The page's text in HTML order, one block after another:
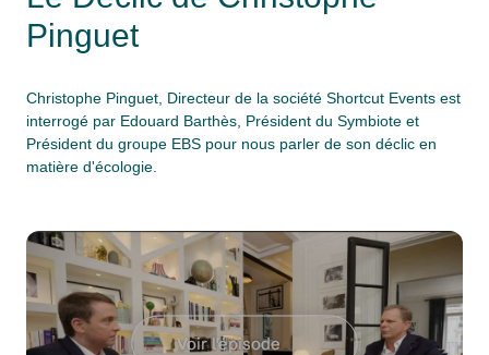
Pinguet
Christophe Pinguet, Directeur de la société Shortcut Events est
interrogé par Edouard Barthès, Président du Symbiote et
Président du groupe EBS pour nous parler de son déclic en
matière d'écologie.
Voir l'épisode